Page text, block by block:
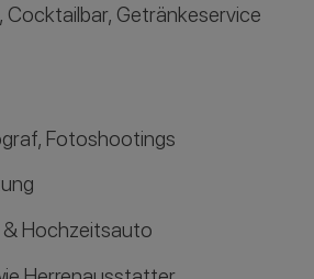
Cocktailbar, Getränkeservice
Fotoshootings
Hochzeitsauto